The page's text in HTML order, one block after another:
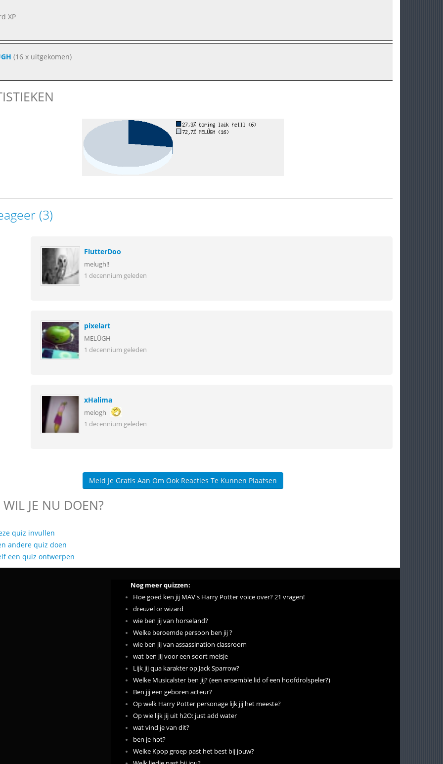
XP
(16 x uitgekomen)
(3)
FlutterDoo
melugh!!
1 decennium geleden
pixelart
MELÛGH
1 decennium geleden
xHalima
melogh
1 decennium geleden
Meld Je Gratis Aan Om Ook Reacties Te Kunnen Plaatsen
JE NU DOEN?
quiz invullen
andere quiz doen
een quiz ontwerpen
Nog meer quizzen:
Hoe goed ken jij MAV's Harry Potter voice over? 21 vragen!
dreuzel or wizard
wie ben jij van horseland?
Welke beroemde persoon ben jij ?
wie ben jij van assassination classroom
wat ben jij voor een soort meisje
Lijk jij qua karakter op Jack Sparrow?
Welke Musicalster ben jij? (een ensemble lid of een hoofdrolspeler?)
Ben jij een geboren acteur?
Op welk Harry Potter personage lijk jij het meeste?
Op wie lijk jij uit h2O: just add water
wat vind je van dit?
ben je hot?
Welke Kpop groep past het best bij jouw?